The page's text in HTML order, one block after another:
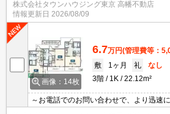
株式会社タウンハウジング東京 高幡不動店
情報更新日 2026/08/09
画像：14枚
6.7万円(管理費等：
敷
1ヶ月 礼
なし
3階
1K 22.12m²
～お電話でのお問い合わせで、より迅速
地域密着タウンハウジングまで～